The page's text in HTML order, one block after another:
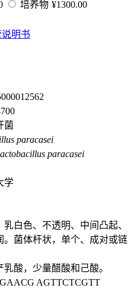
培养物 ¥1300.00
明书
菌
paracasei
paracasei
学
白色、不透明、中间凸起、
。菌体杆状，单个、成对或链
酸，少量醋酸和己酸。
AGTTCTCGTT